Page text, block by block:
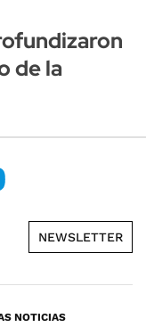
de la
NEWSLETTER
NOTICIAS